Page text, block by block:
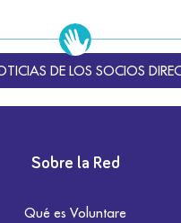
DE LOS SOCIOS
Sobre la Red
Qué es Voluntare